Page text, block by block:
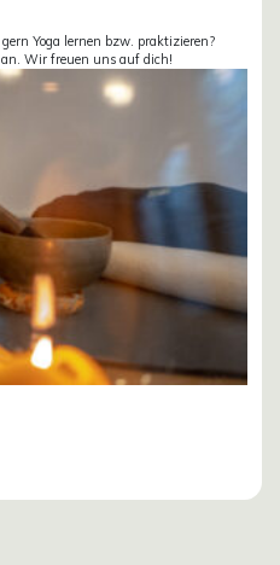
Yoga lernen bzw. praktizieren?
an. Wir freuen uns auf dich!